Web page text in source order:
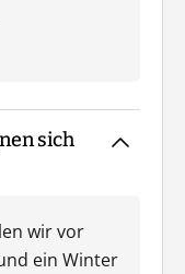
sich
wir vor
ein Winter